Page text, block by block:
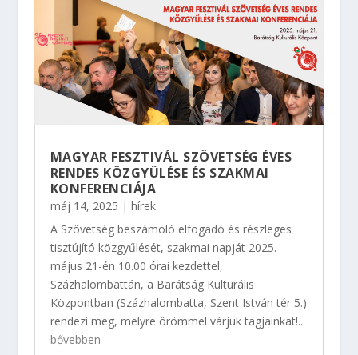
MAGYAR FESZTIVÁL SZÖVETSÉG ÉVES
RENDES KÖZGYÜLÉSE ÉS SZAKMAI
KONFERENCIÁJA
máj 14, 2025 | hírek
A Szövetség beszámoló elfogadó és részleges
tisztújító közgyűlését, szakmai napját 2025.
május 21-én 10.00 órai kezdettel,
Százhalombattán, a Barátság Kulturális
Központban (Százhalombatta, Szent István tér 5.)
rendezi meg, melyre örömmel várjuk tagjainkat!...
bővebben